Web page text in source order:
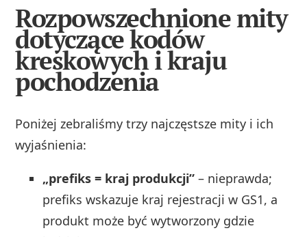
Rozpowszechnione mity
dotyczące kodów
kreskowych i kraju
pochodzenia
Poniżej zebraliśmy trzy najczęstsze mity i ich
wyjaśnienia:
„prefiks = kraj produkcji” – nieprawda;
prefiks wskazuje kraj rejestracji w GS1, a
produkt może być wytworzony gdzie